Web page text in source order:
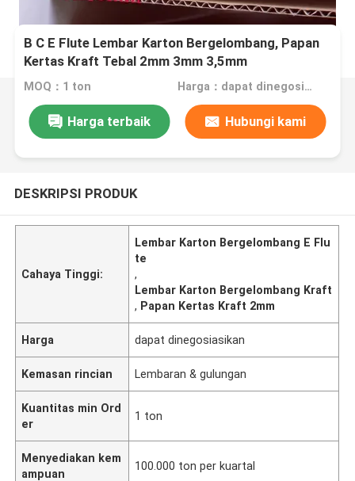
B C E Flute Lembar Karton Bergelombang, Papan
Kertas Kraft Tebal 2mm 3mm 3,5mm
MOQ：1 ton Harga：dapat dinegosiasikan
Harga terbaik Hubungi kami
DESKRIPSI PRODUK
Cahaya Tinggi:
Lembar Karton Bergelombang E Flu
te
,
Lembar Karton Bergelombang Kraft
, Papan Kertas Kraft 2mm
Harga dapat dinegosiasikan
Kemasan rincian Lembaran & gulungan
Kuantitas min Ord
er
1 ton
Menyediakan kem
ampuan
100.000 ton per kuartal